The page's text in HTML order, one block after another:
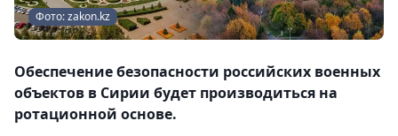
Фото: zakon.kz
Обеспечение безопасности российских военных
объектов в Сирии будет производиться на
ротационной основе.